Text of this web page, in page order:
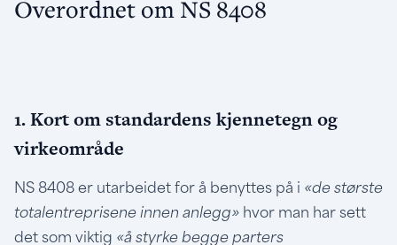
Overordnet om NS 8408
1. Kort om standardens kjennetegn og
virkeområde
NS 8408 er utarbeidet for å benyttes på i «de største
totalentreprisene innen anlegg» hvor man har sett
det som viktig «å styrke begge parters